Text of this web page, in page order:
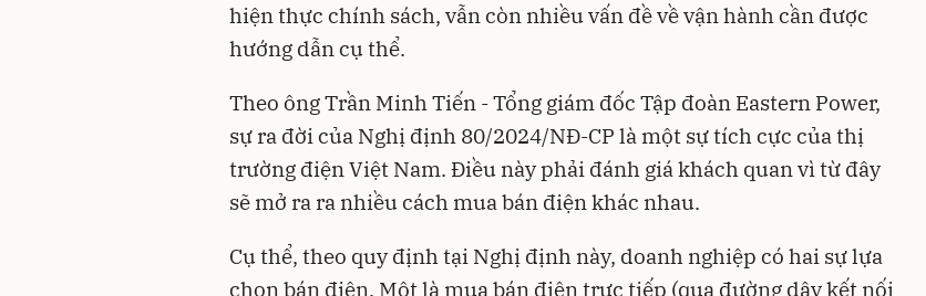
hiện thực chính sách, vẫn còn nhiều vấn đề về vận hành cần được
hướng dẫn cụ thể.
Theo ông Trần Minh Tiến - Tổng giám đốc Tập đoàn Eastern Power,
sự ra đời của Nghị định 80/2024/NĐ-CP là một sự tích cực của thị
trường điện Việt Nam. Điều này phải đánh giá khách quan vì từ đây
sẽ mở ra ra nhiều cách mua bán điện khác nhau.
Cụ thể, theo quy định tại Nghị định này, doanh nghiệp có hai sự lựa
chọn bán điện. Một là mua bán điện trực tiếp (qua đường dây kết nối